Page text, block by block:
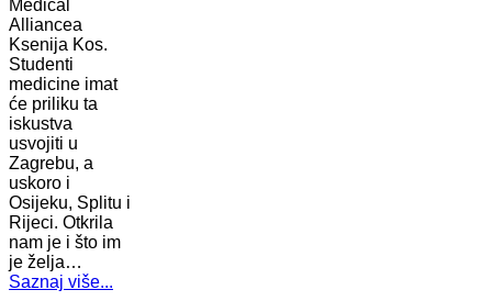
Medical
Alliancea
Ksenija Kos.
Studenti
medicine imat
će priliku ta
iskustva
usvojiti u
Zagrebu, a
uskoro i
Osijeku, Splitu i
Rijeci. Otkrila
nam je i što im
je želja…
Saznaj više...